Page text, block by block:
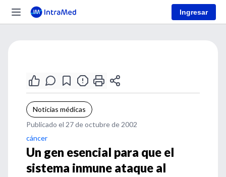
Ingresar
Noticias médicas
Publicado el 27 de octubre de 2002
cáncer
Un gen esencial para que el
sistema inmune ataque al